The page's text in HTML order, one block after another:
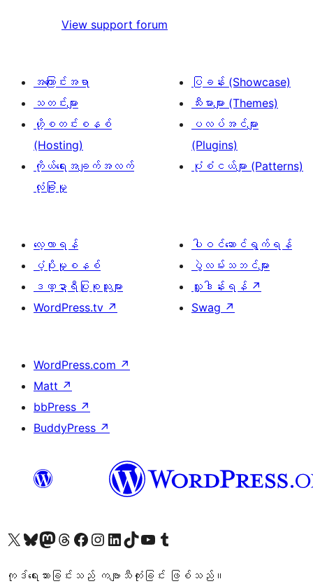
View support forum
အကြောင်းအရာ
သတင်းများ
ဟို့စတင်းစနစ်
(Hosting)
ကိုယ်ရေးအချက်အလက်
လုံခြုံမှု
ပြခန်း (Showcase)
သီးမားများ (Themes)
ပလပ်အင်များ
(Plugins)
ပုံစံငယ်များ (Patterns)
လေ့လာရန်
ပံ့ပိုးမှုစနစ်
ဒဏ္ဍာရီပြုစုသူများ
WordPress.tv ↗
ပါဝင်ဆောင်ရွက်ရန်
ပွဲလမ်းသဘင်များ
လှူဒါန်းရန် ↗
Swag ↗
WordPress.com ↗
Matt ↗
bbPress ↗
BuddyPress ↗
ကျွန်ုပ်တို့၏ X (ယခင် Twitter) အကောင့်သို့ သွားရောက်ကြည့်ရှုပါကျွန်ုပ်တို့၏ Bluesky အကောင့်သို့ ဝင်ရောက်ကြည့်ရှုရန်
ကျွန်ုပ်တို့၏ Mastodon အကောင့်သို့ သွားရောက်ကြည့်ရှုပါကျွန်ုပ်တို့၏ Threads အကောင့်သို့ ဝင်ရောက်ကြည့်ရှုရန်
ကျွန်ုပ်တို့၏ Facebook စာမျက်နှာသို့ သွားရောက်ကြည့်ရှုပါကျွန်ုပ်တို့၏ Instagram အကောင့်သို့ သွားရောက်ကြည့်ရှုပါ ကျွန်ုပ်တို့၏ LinkedIn အကောင့်သို့ သွားရောက်ကြည့်ရှုပါကျွန်ုပ်တို့၏ TikTok အကောင့်သို့ ဝင်ရောက်ကြည့်ရှုရန်
ကျွန်ုပ်တို့၏ YouTube ချန်နယ်သို့ သွားရောက်ကြည့်ရှုပါ ကျွန်ုပ်တို့၏ Tumblr အကောင့်သို့ ဝင်ရောက်ကြည့်ရှုရန်
ကုဒ်ရေးသားခြင်းသည် ကဗျာသီကုံးခြင်း ဖြစ်သည်။